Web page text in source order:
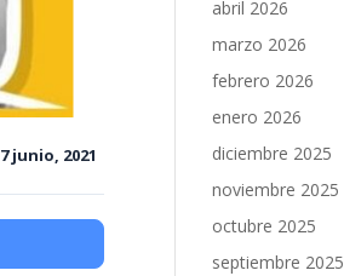
7 junio, 2021
abril 2026
marzo 2026
febrero 2026
enero 2026
diciembre 2025
noviembre 2025
octubre 2025
septiembre 2025